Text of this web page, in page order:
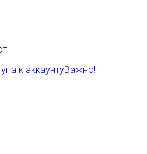
к аккаунтуВажно!